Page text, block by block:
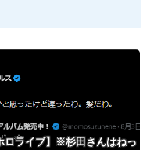
ロライブ】※杉田さんはねっ